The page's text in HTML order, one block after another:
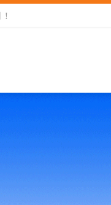
！